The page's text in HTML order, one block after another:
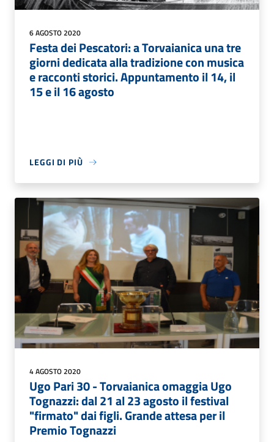
6 AGOSTO 2020
Festa dei Pescatori: a Torvaianica una tre
giorni dedicata alla tradizione con musica
e racconti storici. Appuntamento il 14, il
15 e il 16 agosto
LEGGI DI PIÙ
4 AGOSTO 2020
Ugo Pari 30 - Torvaianica omaggia Ugo
Tognazzi: dal 21 al 23 agosto il festival
"firmato" dai figli. Grande attesa per il
Premio Tognazzi